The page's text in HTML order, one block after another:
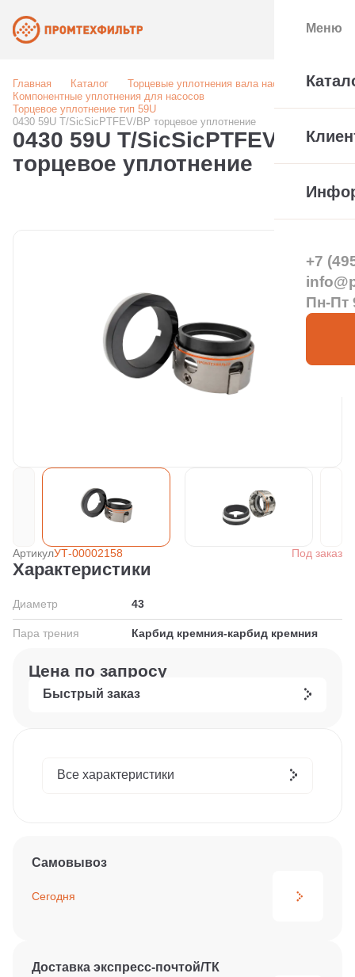
Главная Каталог
Торцевые уплотнения вала насоса
Компонентные уплотнения для насосов
Торцевое уплотнение тип 59U
0430 59U T/SicSicPTFEV/BP торцевое уплотнение
0430 59U T/SicSicPTFEV/BP
торцевое уплотнение
АртикулУТ-00002158 Под заказ
Характеристики
Диаметр 43
Пара трения Карбид кремния-карбид кремния
Цена по запросу
Быстрый заказ
Все характеристики
Самовывоз
Сегодня
Доставка экспресс-почтой/ТК
Меню
+7
Пн-Пт